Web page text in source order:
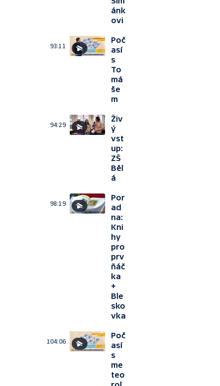
ánk
ovi
93:11
Poč
así
s
To
má
še
m
94:29
Živ
ý
vst
up:
ZŠ
Běl
á
98:19
Por
ad
na:
Kni
hy
pro
prv
ňáč
ka
+
Ble
sko
vka
104:06
Poč
así
s
me
teo